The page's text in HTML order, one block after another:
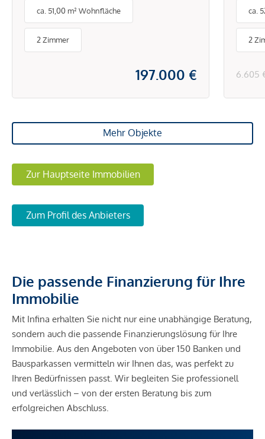
ca. 51,00 m² Wohnfläche
2 Zimmer
197.000 €
ca.
2
6.605
Mehr Objekte
Zur Hauptseite Immobilien
Zum Profil des Anbieters
Die passende Finanzierung für Ihre
Immobilie
Mit Infina erhalten Sie nicht nur eine unabhängige Beratung,
sondern auch die passende Finanzierungslösung für Ihre
Immobilie. Aus den Angeboten von über 150 Banken und
Bausparkassen vermitteln wir Ihnen das, was perfekt zu
Ihren Bedürfnissen passt. Wir begleiten Sie professionell
und verlässlich – von der ersten Beratung bis zum
erfolgreichen Abschluss.